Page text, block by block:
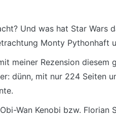
Und was hat Star Wars
Monty Pythonhaft
meiner Rezension diesem
dünn, mit nur 224 Seiten
Wan Kenobi bzw. Florian